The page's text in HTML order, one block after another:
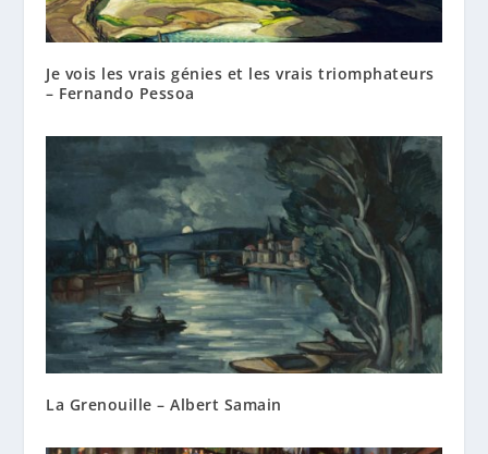
Je vois les vrais génies et les vrais triomphateurs
– Fernando Pessoa
La Grenouille – Albert Samain